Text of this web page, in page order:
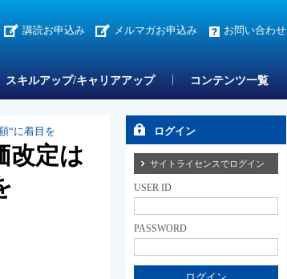
講読お申込み メルマガお申込み お問い合わせ
スキルアップ/キャリアアップ コンテンツ一覧
“に着目を
改定は
ログイン
サイトライセンスでログイン
USER ID
PASSWORD